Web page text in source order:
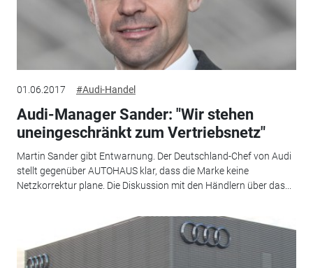
01.06.2017 #Audi-Handel
Audi-Manager Sander: "Wir stehen
uneingeschränkt zum Vertriebsnetz"
Martin Sander gibt Entwarnung. Der Deutschland-Chef von Audi
stellt gegenüber AUTOHAUS klar, dass die Marke keine
Netzkorrektur plane. Die Diskussion mit den Händlern über das...